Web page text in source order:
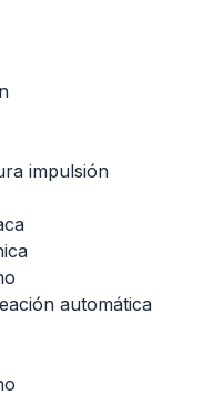
impulsión
automática